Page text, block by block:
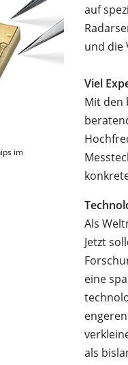
im
auf
und die
Viel
Mit den
Als
Jetzt
eine
als